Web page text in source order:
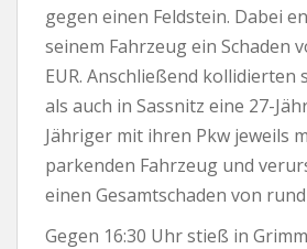
gegen einen Feldstein. Dabei
seinem Fahrzeug ein Schaden
EUR. Anschließend kollidierten
als auch in Sassnitz eine 27-
Jähriger mit ihren Pkw jeweils
parkenden Fahrzeug und
einen Gesamtschaden von
Gegen 16:30 Uhr stieß in